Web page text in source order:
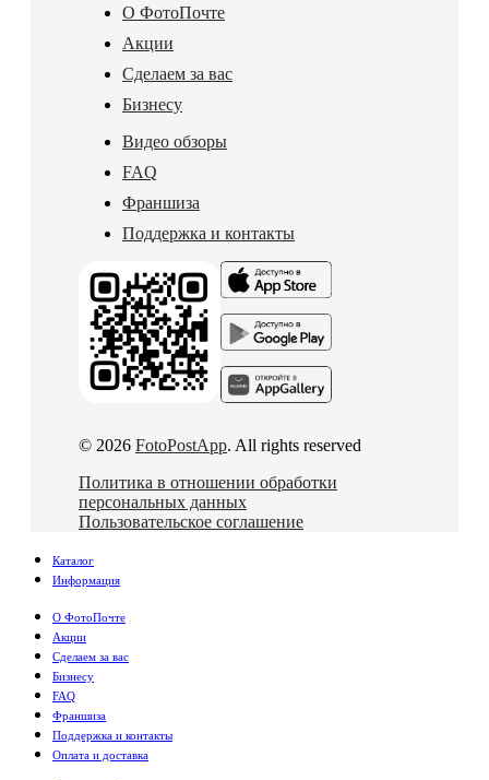
О ФотоПочте
Акции
Сделаем за вас
Бизнесу
Видео обзоры
FAQ
Франшиза
Поддержка и контакты
© 2026 FotoPostApp. All rights reserved
Политика в отношении обработки
персональных данных
Пользовательское соглашение
Каталог
Информация
О ФотоПочте
Акции
Сделаем за вас
Бизнесу
FAQ
Франшиза
Поддержка и контакты
Оплата и доставка